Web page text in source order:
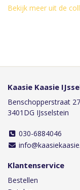
Bekijk meer uit de
Kaasie Kaasie
Benschopperstraat 27
3401DG IJsselstein
030-6884046
Klantenservice
Bestellen